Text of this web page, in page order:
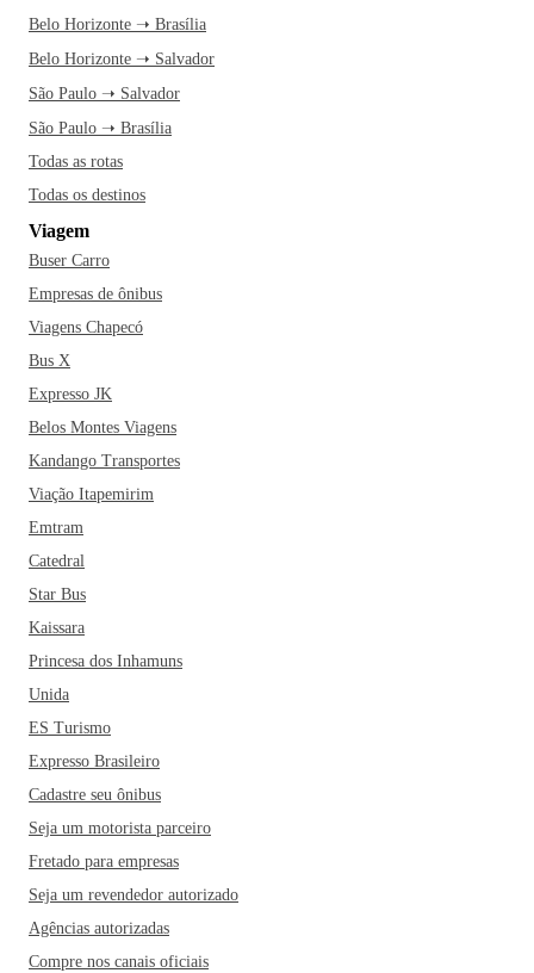
Belo Horizonte ➝ Brasília
Belo Horizonte ➝ Salvador
São Paulo ➝ Salvador
São Paulo ➝ Brasília
Todas as rotas
Todas os destinos
Viagem
Buser Carro
Empresas de ônibus
Viagens Chapecó
Bus X
Expresso JK
Belos Montes Viagens
Kandango Transportes
Viação Itapemirim
Emtram
Catedral
Star Bus
Kaissara
Princesa dos Inhamuns
Unida
ES Turismo
Expresso Brasileiro
Cadastre seu ônibus
Seja um motorista parceiro
Fretado para empresas
Seja um revendedor autorizado
Agências autorizadas
Compre nos canais oficiais